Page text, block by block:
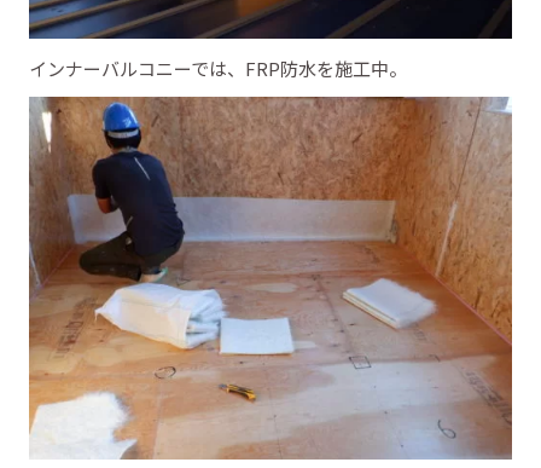
インナーバルコニーでは、FRP防水を施工中。